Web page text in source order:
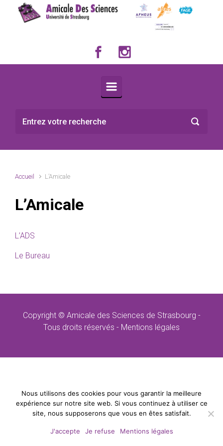
Skip to main content
Accueil L’Amicale
L’Amicale
L’ADS
Le Bureau
Copyright © Amicale des Sciences de Strasbourg -
Tous droits réservés - Mentions légales
Nous utilisons des cookies pour vous garantir la meilleure
expérience sur notre site web. Si vous continuez à utiliser ce
site, nous supposerons que vous en êtes satisfait.
J'accepte Je refuse Mentions légales